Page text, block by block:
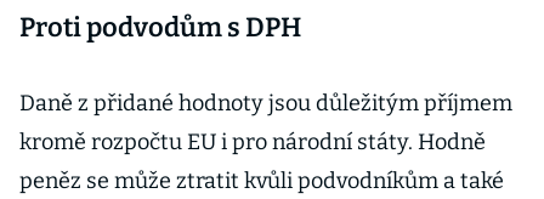
Proti podvodům s DPH
Daně z přidané hodnoty jsou důležitým příjmem
kromě rozpočtu EU i pro národní státy. Hodně
peněz se může ztratit kvůli podvodníkům a také